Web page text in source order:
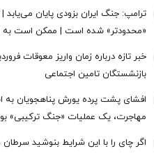
ترامپ: جنگ ایران بزودی پایان
«محدودتر» شده است | ممکن است به
خبر تازه درباره زمان واریز معوقات
بازنشستگان تامین اجتماعی
افشای پشت پرده یورش پناهجویان به
مهاجرت، یک عملیات «جنگ ترکیبی»
اعمال فشار بر دولت «پدرو سانچز»
اگر چای را با این شرایط بنوشید